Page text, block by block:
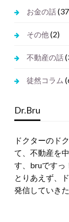
お金の話
その他(2)
不動産の話
徒然コラム
Dr.Bru
ドクターのド
て、不動産を
す、bruですっ
とりあえず、
発信していき